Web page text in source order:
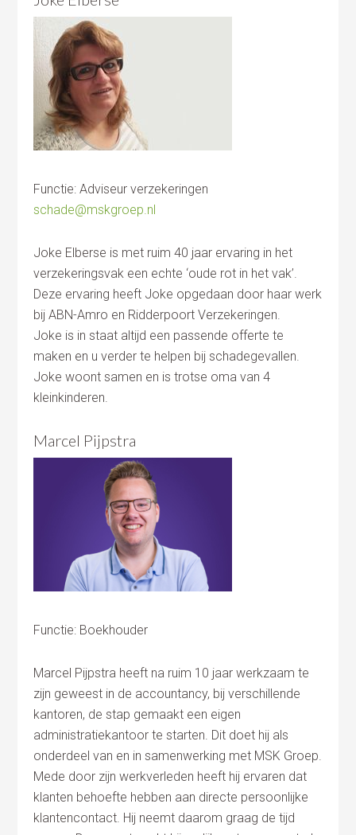
Functie: Adviseur verzekeringen
schade@mskgroep.nl
Joke Elberse is met ruim 40 jaar ervaring in het
verzekeringsvak een echte ‘oude rot in het vak’.
Deze ervaring heeft Joke opgedaan door haar werk
bij ABN-Amro en Ridderpoort Verzekeringen.
Joke is in staat altijd een passende offerte te
maken en u verder te helpen bij schadegevallen.
Joke woont samen en is trotse oma van 4
kleinkinderen.
Marcel Pijpstra
Functie: Boekhouder
Marcel Pijpstra heeft na ruim 10 jaar werkzaam te
zijn geweest in de accountancy, bij verschillende
kantoren, de stap gemaakt een eigen
administratiekantoor te starten. Dit doet hij als
onderdeel van en in samenwerking met MSK Groep.
Mede door zijn werkverleden heeft hij ervaren dat
klanten behoefte hebben aan directe persoonlijke
klantencontact. Hij neemt daarom graag de tijd